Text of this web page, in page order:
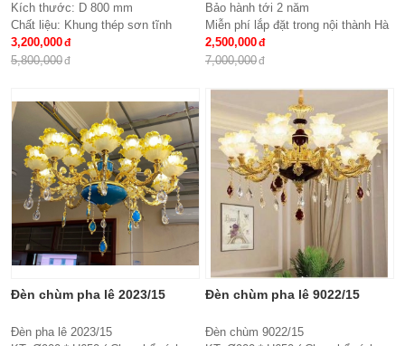
Kích thước: D 800 mm
Chất liệu: Khung thép sơn tĩnh
điện, meka, hạt pha lê
Đèn: Led siêu tiết kiệm điện đổi
3,200,000
5,800,000
Bảo hành tới 2 năm
Miễn phí lắp đặt trong nội thành Hà
Nội
Giao hàng toàn quốc
Kích thước: Phi 900*H650, 15 tay
2,500,000
7,000,000
Đèn chùm pha lê 2023/15
Đèn pha lê 2023/15
Đèn chùm pha lê 9022/15
Đèn chùm 9022/15